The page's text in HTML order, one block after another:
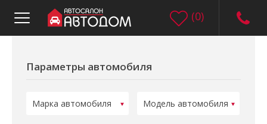
(0)
Параметры автомобиля